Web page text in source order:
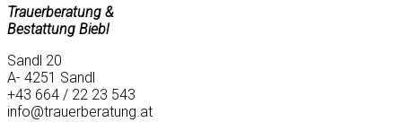
Trauerberatung &
Bestattung Biebl
Sandl 20
A- 4251 Sandl
+43 664 / 22 23 543
info@trauerberatung.at